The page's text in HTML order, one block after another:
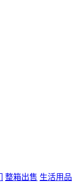
整箱出售 生活用品